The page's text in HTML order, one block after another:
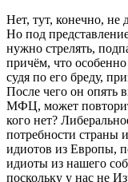
Нет, тут, конечно, не
Но под
нужно стрелять,
причём, что
судя по его бреду,
После чего он опять
МФЦ, может
кого нет?
потребности страны
идиотов из Европы,
идиоты из нашего
поскольку у нас не